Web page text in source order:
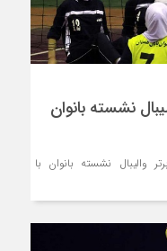
نشسته بانوان
نشسته بانوان با